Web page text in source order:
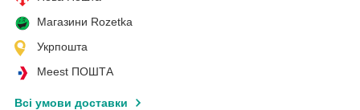
Магазини Rozetka
Укрпошта
Meest ПОШТА
Всі умови доставки